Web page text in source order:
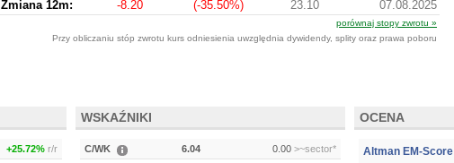
Zmiana 12m:
-8.20 (-35.50%) 23.10 07.08.2025
porównaj stopy zwrotu »
Przy obliczaniu stóp zwrotu kurs odniesienia uwzględnia dywidendy, splity oraz prawa poboru
+25.72% r/r
WSKAŹNIKI
C/WK 6.04 0.00 >~sector*
OCENA
Altman EM-Score